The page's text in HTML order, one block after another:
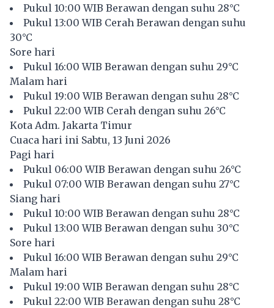
Pukul 10:00 WIB Berawan dengan suhu 28°C
Pukul 13:00 WIB Cerah Berawan dengan suhu
30°C
Sore hari
Pukul 16:00 WIB Berawan dengan suhu 29°C
Malam hari
Pukul 19:00 WIB Berawan dengan suhu 28°C
Pukul 22:00 WIB Cerah dengan suhu 26°C
Kota Adm. Jakarta Timur
Cuaca hari ini Sabtu, 13 Juni 2026
Pagi hari
Pukul 06:00 WIB Berawan dengan suhu 26°C
Pukul 07:00 WIB Berawan dengan suhu 27°C
Siang hari
Pukul 10:00 WIB Berawan dengan suhu 28°C
Pukul 13:00 WIB Berawan dengan suhu 30°C
Sore hari
Pukul 16:00 WIB Berawan dengan suhu 29°C
Malam hari
Pukul 19:00 WIB Berawan dengan suhu 28°C
Pukul 22:00 WIB Berawan dengan suhu 28°C